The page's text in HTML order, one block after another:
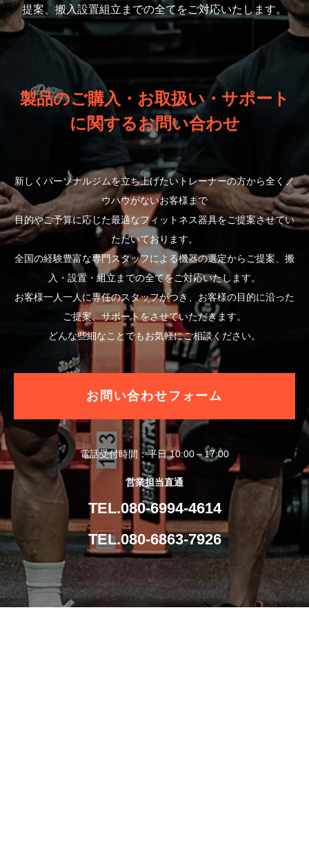
提案、搬入設置組立までの全てをご対応いたします。
製品のご購入・お取扱い・サポート
に関するお問い合わせ
新しくパーソナルジムを立ち上げたいトレーナーの方から全くノ
ウハウがないお客様まで
目的やご予算に応じた最適なフィットネス器具をご提案させてい
ただいております。
全国の経験豊富な専門スタッフによる機器の選定からご提案、搬
入・設置・組立までの全てをご対応いたします。
お客様一人一人に専任のスタッフがつき、お客様の目的に沿った
ご提案、サポートをさせていただきます。
どんな些細なことでもお気軽にご相談ください。
お問い合わせフォーム
電話受付時間：平日 10:00～17:00
営業担当直通
TEL.080-6994-4614
TEL.080-6863-7926